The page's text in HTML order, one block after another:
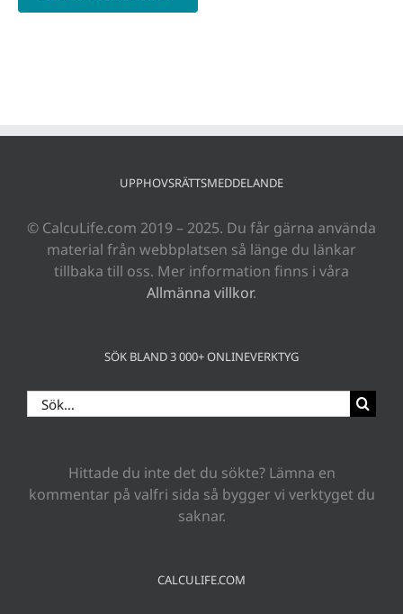
UPPHOVSRÄTTSMEDDELANDE
© CalcuLife.com 2019 – 2025. Du får gärna använda
material från webbplatsen så länge du länkar
tillbaka till oss. Mer information finns i våra
Allmänna villkor.
SÖK BLAND 3 000+ ONLINEVERKTYG
Sök
efter:
Hittade du inte det du sökte? Lämna en
kommentar på valfri sida så bygger vi verktyget du
saknar.
CALCULIFE.COM